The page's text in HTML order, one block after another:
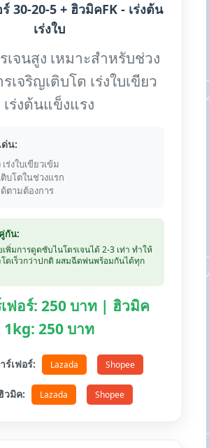
30-20-5 + ฮิวมิคFK - เร่งต้น
เร่งใบ
เจนสูง เหมาะสำหรับช่วง
เจริญเติบโต เร่งใบเขียว
เร่งต้นแข็งแรง
ด่น:
ร่งใบเขียวเข้ม
ติบโตในช่วงแรก
ด้ตามต้องการ
กัน:
พิ่มการดูดซับไนโตรเจนได้ 2-3 เท่า ทำให้
โตเร็วกว่าปกติ ผสมฉีดพ่นพร้อมกันได้ทุก
ฟอร์: 250 บาท | ฮิวมิค
1kg: 250 บาท
ร์เฟอร์: Lazada Shopee
วมิค: Lazada Shopee